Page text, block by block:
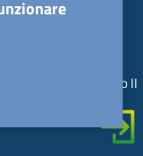
di Napoli Federico II